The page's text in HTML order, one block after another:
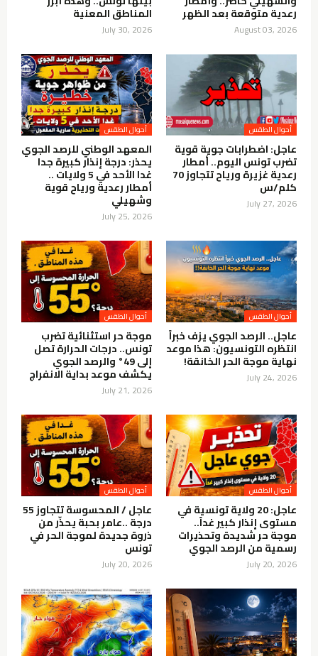
رعدية متوقعة بعد الظهر
August 03, 2026
المناطق المعنية
July 30, 2026
أحوال الطقس
عاجل: اضطرابات جوية قوية
تضرب تونس اليوم.. أمطار
رعدية غزيرة ورياح تتجاوز 70
كلم/س
July 27, 2026
أحوال الطقس
المعهد الوطني للرصد الجوي
يحذر: درجة إنذار كبيرة جدا
غدا الأحد في 5 ولايات ..
أمطار رعدية ورياح قوية
وشهيلي
July 25, 2026
أحوال الطقس
عاجل.. الرصد الجوي يزف خبراً
انتظره التونسيون: هذا موعد
نهاية موجة الحر الخانقة!
July 24, 2026
أحوال الطقس
موجة حر استثنائية تضرب
تونس.. درجات الحرارة تصل
إلى 49° والرصد الجوي
يكشف موعد بداية الانفراج
July 21, 2026
أحوال الطقس
عاجل: 20 ولاية تونسية في
مستوى إنذار كبير غداً..
موجة حر شديدة وتحذيرات
رسمية من الرصد الجوي
July 20, 2026
أحوال الطقس
عاجل / المحسوسة تتجاوز 55
درجة ..عامر بحبة يحذّر من
ذروة جديدة لموجة الحر في
تونس
July 20, 2026